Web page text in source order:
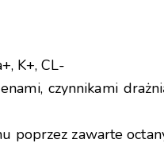
K+, CL-
czynnikami
poprzez zawarte